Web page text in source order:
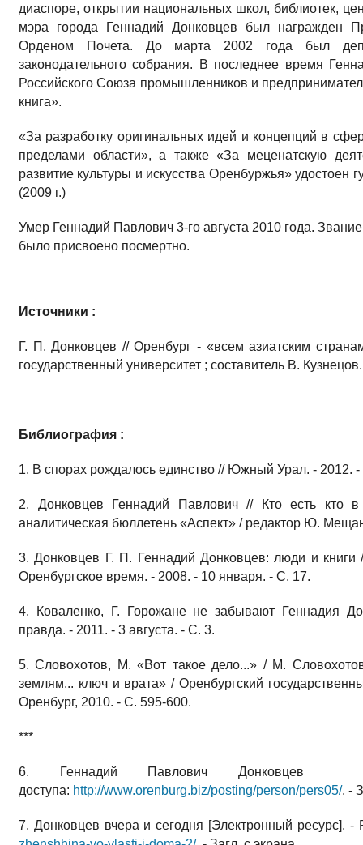
диаспоре, открытии национальных школ, библиотек,
мэра города Геннадий Донковцев был награжден
Орденом Почета. До марта 2002 года был
законодательного собрания. В последнее время
Российского Союза промышленников и
книга».
«За разработку оригинальных идей и концепций в
пределами области», а также «За меценатскую
развитие культуры и искусства Оренбуржья» удостоен
(2009 г.)
Умер Геннадий Павлович 3-го августа 2010 года.
было присвоено посмертно.
Источники :
Г. П. Донковцев // Оренбург - «всем азиатским
государственный университет ; составитель В.
Библиография :
1. В спорах рождалось единство // Южный Урал. - 2012. -
2. Донковцев Геннадий Павлович // Кто есть кто
аналитическая бюллетень «Аспект» / редактор Ю.
3. Донковцев Г. П. Геннадий Донковцев: люди и
Оренбургское время. - 2008. - 10 января. - С. 17.
4. Коваленко, Г. Горожане не забывают Геннадия
правда. - 2011. - 3 августа. - С. 3.
5. Словохотов, М. «Вот такое дело...» / М.
землям... ключ и врата» / Оренбургский
Оренбург, 2010. - С. 595-600.
***
6. Геннадий Павлович Донковцев
доступа: http://www.orenburg.biz/posting/person/pers05/. -
7. Донковцев вчера и сегодня [Электронный ресурс].